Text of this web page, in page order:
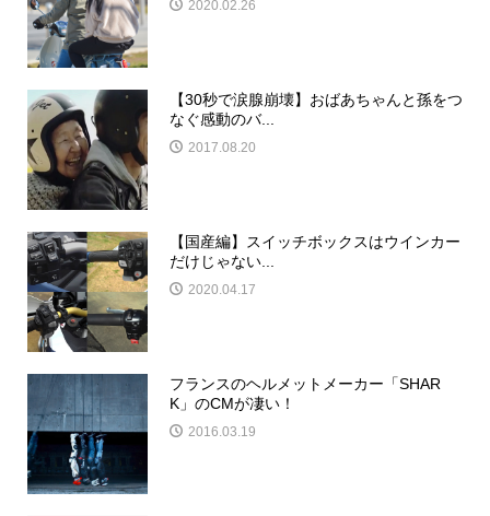
2020.02.26
【30秒で涙腺崩壊】おばあちゃんと孫をつ
なぐ感動のバ...
2017.08.20
【国産編】スイッチボックスはウインカー
だけじゃない...
2020.04.17
フランスのヘルメットメーカー「SHAR
K」のCMが凄い！
2016.03.19